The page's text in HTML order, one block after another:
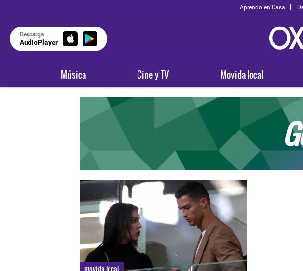
Aprendo en Casa
Descarga
AudioPlayer
Música Cine y TV Movida local
movida local